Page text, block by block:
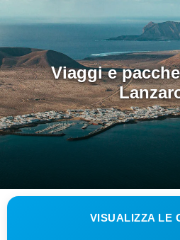
Viaggi e
VISUALIZZA LE